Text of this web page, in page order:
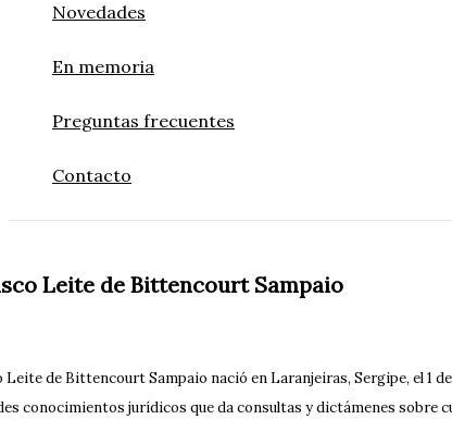
Novedades
En memoria
Preguntas frecuentes
Contacto
Leite de Bittencourt Sampaio
Leite de Bittencourt Sampaio nació en Laranjeiras, Sergipe, el 1
conocimientos jurídicos que da consultas y dictámenes